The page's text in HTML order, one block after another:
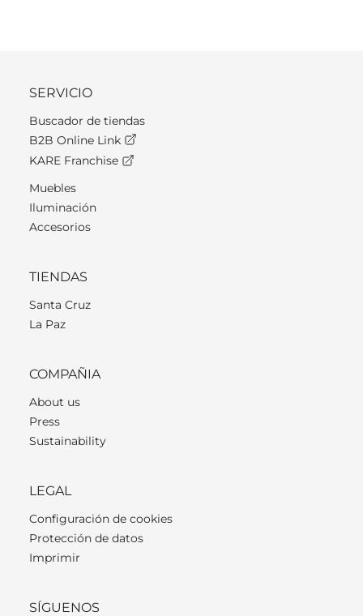
SERVICIO
Buscador de tiendas
B2B Online Link
KARE Franchise
Muebles
Iluminación
Accesorios
TIENDAS
Santa Cruz
La Paz
COMPAÑIA
About us
Press
Sustainability
LEGAL
Configuración de cookies
Protección de datos
Imprimir
SÍGUENOS